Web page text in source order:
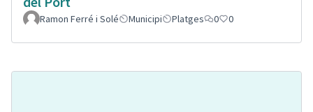
Ramon Ferré i Solé Municipi Platges 0 0